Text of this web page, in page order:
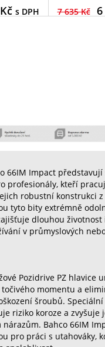
s DPH 7 635 Kč 6
66IM Impact představují
profesionály, kteří
robustní konstrukci
tyto bity extrémně
dlouhou životnost
v průmyslových
Pozidrive PZ hlavice
momentu a
šroubů. Speciální
riziko koroze a zvyšuje
nárazům. Bahco 66IM
pro práci s utahováky,